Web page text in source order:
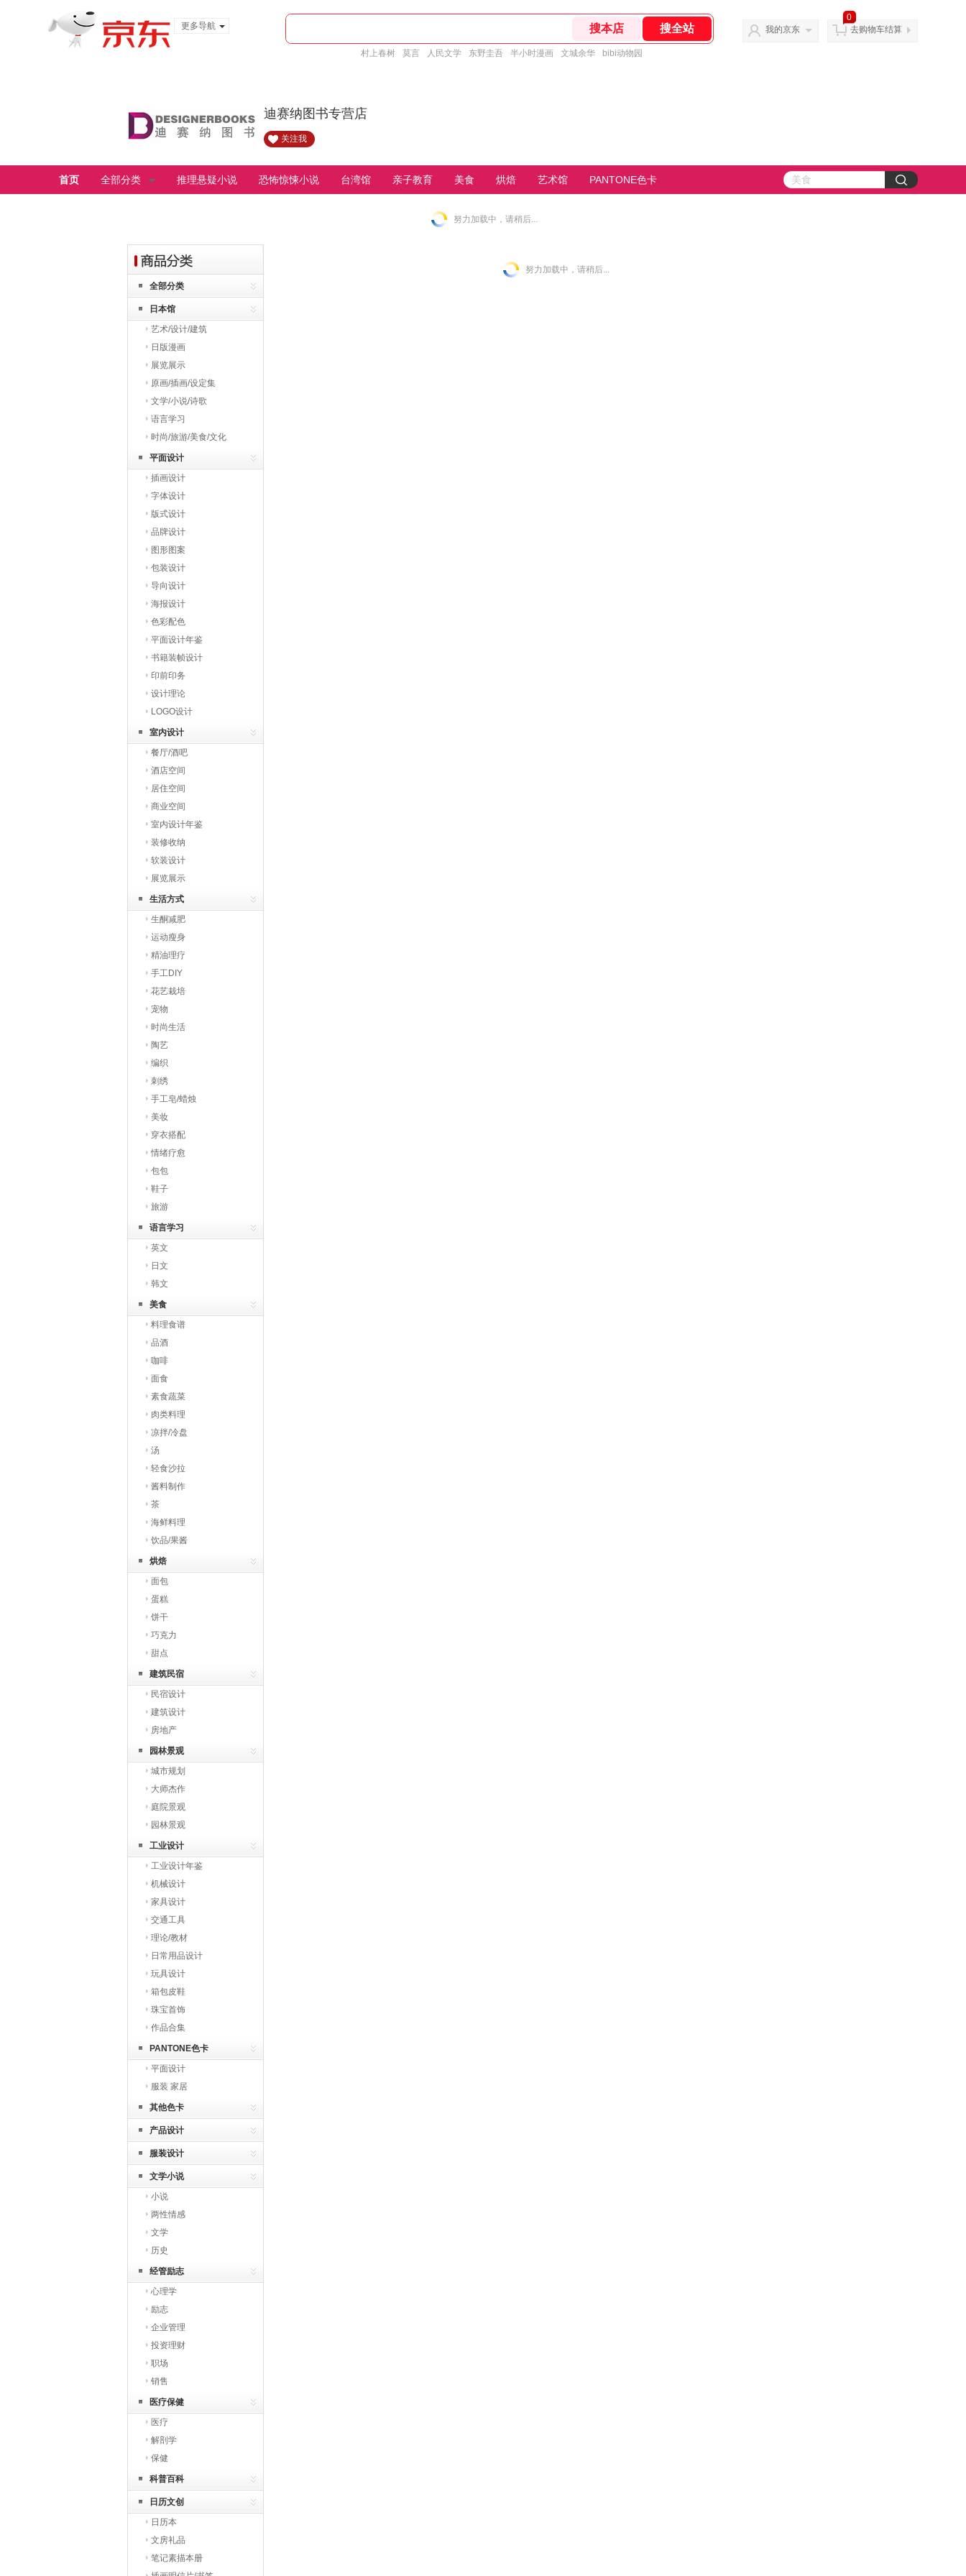
更多导航
村上春树 莫言 人民文学 东野圭吾 半小时漫画 文城余华 bibi动物园
我的京东
0
去购物车结算
迪赛纳图书专营店
关注我
首页 全部分类 推理悬疑小说 恐怖惊悚小说 台湾馆 亲子教育 美食 烘焙 艺术馆 PANTONE色卡
努力加载中，请稍后...
全部分类
日本馆
艺术/设计/建筑
日版漫画
展览展示
原画/插画/设定集
文学/小说/诗歌
语言学习
时尚/旅游/美食/文化
平面设计
插画设计
字体设计
版式设计
品牌设计
图形图案
包装设计
导向设计
海报设计
色彩配色
平面设计年鉴
书籍装帧设计
印前印务
设计理论
LOGO设计
室内设计
餐厅/酒吧
酒店空间
居住空间
商业空间
室内设计年鉴
装修收纳
软装设计
展览展示
生活方式
生酮减肥
运动瘦身
精油理疗
手工DIY
花艺栽培
宠物
时尚生活
陶艺
编织
刺绣
手工皂/蜡烛
美妆
穿衣搭配
情绪疗愈
包包
鞋子
旅游
语言学习
英文
日文
韩文
美食
料理食谱
品酒
咖啡
面食
素食蔬菜
肉类料理
凉拌/冷盘
汤
轻食沙拉
酱料制作
茶
海鲜料理
饮品/果酱
烘焙
面包
蛋糕
饼干
巧克力
甜点
建筑民宿
民宿设计
建筑设计
房地产
园林景观
城市规划
大师杰作
庭院景观
园林景观
工业设计
工业设计年鉴
机械设计
家具设计
交通工具
理论/教材
日常用品设计
玩具设计
箱包皮鞋
珠宝首饰
作品合集
PANTONE色卡
平面设计
服装 家居
其他色卡
产品设计
服装设计
文学小说
小说
两性情感
文学
历史
经管励志
心理学
励志
企业管理
投资理财
职场
销售
医疗保健
医疗
解剖学
保健
科普百科
日历文创
日历本
文房礼品
笔记素描本册
努力加载中，请稍后...